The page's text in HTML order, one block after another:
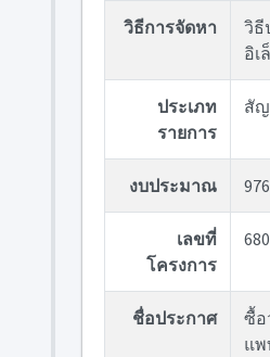
วิธีการจัดหา
วิธี
อิเ
ประเภท
รายการ
สั
งบประมาณ
เลขที่
โครงการ
ชื่อประกาศ
ซื้อ
แพ